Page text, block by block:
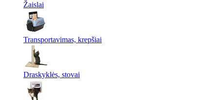
Žaislai
Transportavimas, krepšiai
Draskyklės, stovai